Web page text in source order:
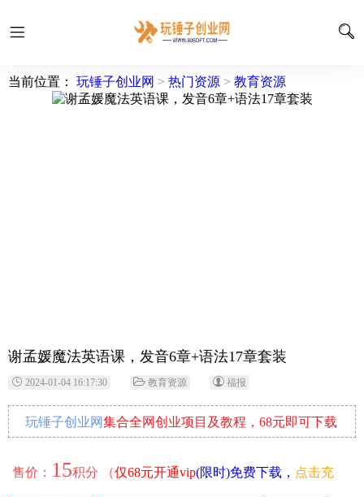
当前位置： 玩锤子创业网 > 热门资源 > 教育资源
谢孟媛魔法英语课，发音6章+语法17章套装
2024-01-04 16:17:30 教育资源 福报
玩锤子创业网集合全网创业项目及教程，68元即可下载
售价： 15积分 （仅68元开通vip(限时)免费下载， 点击充